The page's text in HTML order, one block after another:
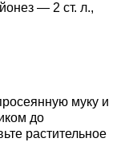
— 2 ст. л.,
муку и
до
растительное